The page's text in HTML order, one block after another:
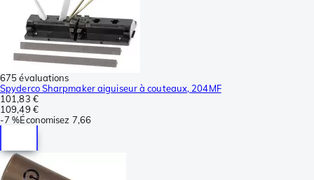
675 évaluations
Spyderco Sharpmaker aiguiseur à couteaux, 204MF
101,83 €
109,49 €
-7 %Économisez 7,66